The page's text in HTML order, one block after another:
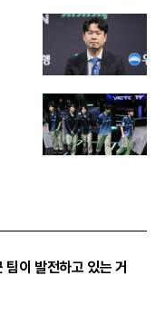
이 발전하고 있는 거